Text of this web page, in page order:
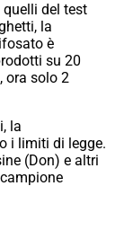
del test
la
è
su 20
ora solo 2
la
i limiti di legge.
(Don) e altri